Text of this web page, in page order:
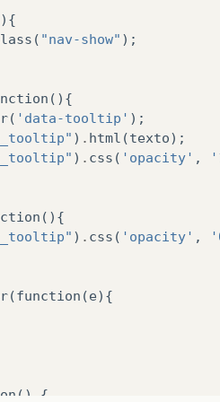
( "nav-show" );
(){
( 'data-tooltip' );
) . html (texto);
) . css ( 'opacity' ,
(){
) . css ( 'opacity' ,
(function (e){
()
{